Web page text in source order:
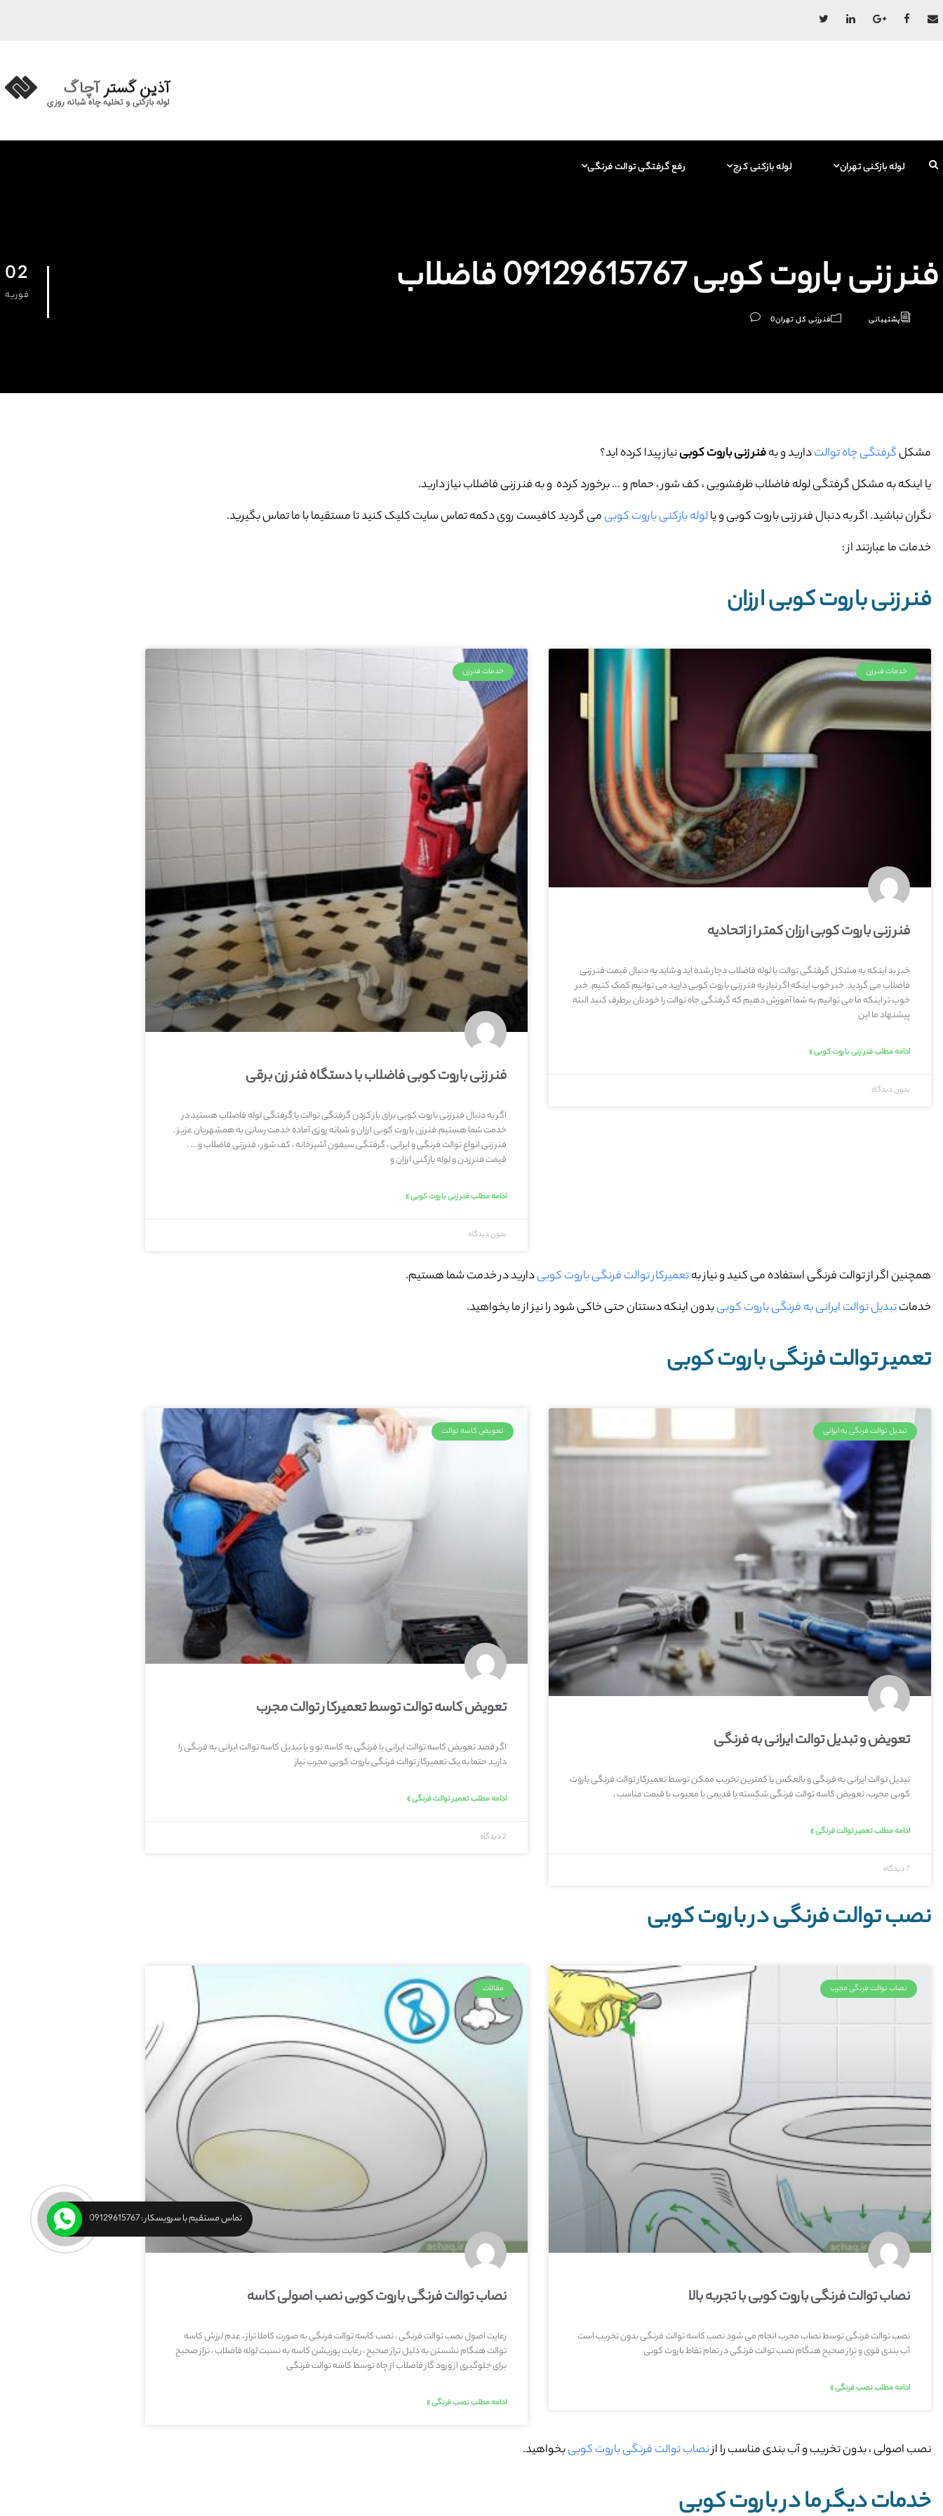
رفع گرفتگی توالت فرنگی لوله بازکنی کرج لوله بازکنی تهران
02
فوریه فنر زنی باروت کوبی 09129615767 فاضلاب
پشتیبانی فنرزنی کل تهران0
مشکلگرفتگی چاه توالتدارید و بهفنر زنی باروت کوبینیاز پیدا کرده اید؟
یا اینکه به مشکل گرفتگی لوله فاضلاب ظرفشویی ، کف شور ، حمام و … برخورد کرده و به فنر زنی فاضلاب نیاز دارید.
نگران نباشید. اگر به دنبال فنر زنی باروت کوبی و یالوله بازکنی باروت کوبیمی گردید کافیست روی دکمه تماس سایت کلیک کنید تا مستقیما با ما تماس بگیرید.
خدمات ما عبارتند از :
فنر زنی باروت کوبی ارزان
خدمات فنرزن
فنر زنی باروت کوبی ارزان کمتر از اتحادیه
خبر بد اینکه به مشکل گرفتگی توالت یا لوله فاضلاب دچار شده اید و شاید به دنبال قیمت فنر زنی
فاضلاب می گردید. خبر خوب اینکه اگر نیاز به فنر زنی باروت کوبی دارید می توانیم کمک کنیم. خبر
خوب تر اینکه ما می توانیم به شما آموزش دهیم که گرفتگی جاه توالت را خودتان برطرف کنید البته
پیشنهاد ما این
ادامه مطلب فنر زنی باروت کوبی »
بدون دیدگاه
خدمات فنرزن
فنر زنی باروت کوبی فاضلاب با دستگاه فنر زن برقی
اگر به دنبال فنر زنی باروت کوبی برای باز کردن گرفتگی توالت یا گرفتگی لوله فاضلاب هستید در
خدمت شما هستیم.فنرزن باروت کوبی ارزان و شبانه روزی آماده خدمت رسانی به همشهریان عزیز .
فنر زنی انواع توالت فرنگی و ایرانی ، گرفتگی سیفون آشپزخانه ، کف شور ، فنرزنی فاضلاب و … .
قیمت فنر زدن و لوله بازکنی ارزان و
ادامه مطلب فنر زنی باروت کوبی »
بدون دیدگاه
همچنین اگر از توالت فرنگی استفاده می کنید و نیاز بهتعمیرکار توالت فرنگی باروت کوبیدارید در خدمت شما هستیم.
خدماتتبدیل توالت ایرانی به فرنگی باروت کوبیبدون اینکه دستتان حتی خاکی شود را نیز از ما بخواهید.
تعمیر توالت فرنگی باروت کوبی
تبدیل توالت فرنگی به ایرانی
تعویض و تبدیل توالت ایرانی به فرنگی
تبدیل توالت ایرانی به فرنگی و بالعکس با کمترین تخریب ممکن توسط تعمیرکار توالت فرنگی باروت
کوبی مجرب، تعویض کاسه توالت فرنگی شکسته یا قدیمی یا معیوب با قیمت مناسب ،
ادامه مطلب تعمیر توالت فرنگی »
7 دیدگاه
تعویض کاسه توالت
تعویض کاسه توالت توسط تعمیرکار توالت مجرب
اگر قصد تعویض کاسه توالت ایرانی یا فرنگی به کاسه نو و یا تبدیل کاسه توالت ایرانی به فرنگی را
دارید حتما به یک تعمیرکار توالت فرنگی باروت کوبی مجرب نیاز
ادامه مطلب تعمیر توالت فرنگی »
2 دیدگاه
نصب توالت فرنگی در باروت کوبی
نصاب توالت فرنگی مجرب
نصاب توالت فرنگی باروت کوبی با تجربه بالا
نصب توالت فرنگی توسط نصاب مجرب انجام می شود نصب کاسه توالت فرنگی بدون تخریب است
آب بندی قوی و تراز صحیح هنگام نصب توالت فرنگی در تمام نقاط باروت کوبی
ادامه مطلب نصب فرنگی »
مقالات
نصاب توالت فرنگی باروت کوبی نصب اصولی کاسه
رعایت اصول نصب توالت فرنگی ، نصب کاسه توالت فرنگی به صورت کاملا تراز ، عدم لرزش کاسه
توالت هنگام نشستن به دلیل تراز صحیح ، رعایت پوزیشن کاسه به نسبت لوله فاضلاب ، تراز صحیح
برای جلوگیری از ورود گاز فاضلاب از چاه توسط کاسه توالت فرنگی
ادامه مطلب نصب فرنگی »
نصب اصولی ، بدون تخریب و آب بندی مناسب را ازنصاب توالت فرنگی باروت کوبیبخواهید.
خدمات دیگر ما در باروت کوبی
تماس مستقیم با سرویسکار : 09129615767